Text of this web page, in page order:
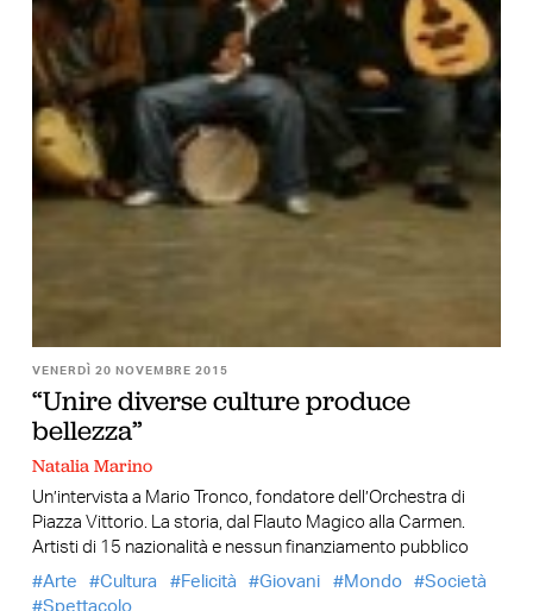
VENERDÌ 20 NOVEMBRE 2015
“Unire diverse culture produce
bellezza”
Natalia Marino
Un’intervista a Mario Tronco, fondatore dell’Orchestra di
Piazza Vittorio. La storia, dal Flauto Magico alla Carmen.
Artisti di 15 nazionalità e nessun finanziamento pubblico
Arte
Cultura Felicità Giovani Mondo
Società
Spettacolo